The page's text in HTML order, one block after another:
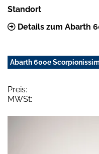
Standort
Details zum Abarth
Abarth 600e
Preis:
MWSt: